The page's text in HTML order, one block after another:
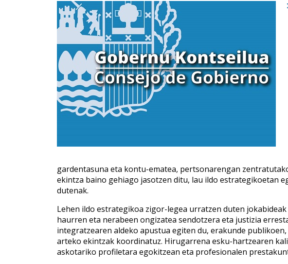
gardentasuna eta kontu-ematea, pertsonarengan
ekintza baino gehiago jasotzen ditu, lau ildo estrategikoetan
dutenak.
Lehen ildo estrategikoa zigor-legea urratzen duten
haurren eta nerabeen ongizatea sendotzera eta justizia
integratzearen aldeko apustua egiten du, erakunde
arteko ekintzak koordinatuz. Hirugarrena esku-hartzearen
askotariko profiletara egokitzean eta profesionalen